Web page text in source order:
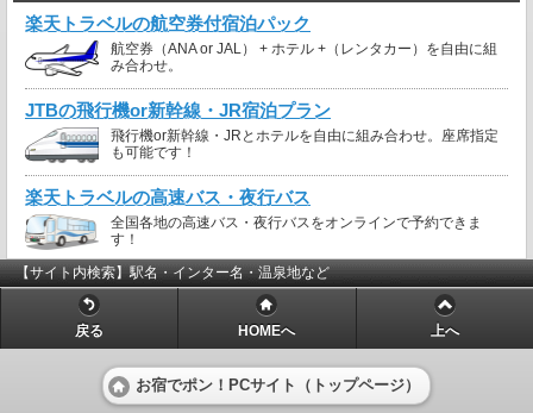
楽天トラベルの航空券付宿泊パック
航空券（ANA or JAL） + ホテル +（レンタカー）を自由に組
み合わせ。
JTBの飛行機or新幹線・JR宿泊プラン
飛行機or新幹線・JRとホテルを自由に組み合わせ。座席指定
も可能です！
楽天トラベルの高速バス・夜行バス
全国各地の高速バス・夜行バスをオンラインで予約できま
す！
【サイト内検索】駅名・インター名・温泉地など
戻る HOMEへ 上へ
お宿でポン！PCサイト（トップページ）